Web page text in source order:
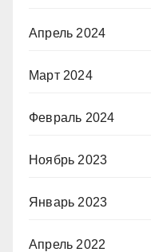
Апрель 2024
Март 2024
Февраль 2024
Ноябрь 2023
Январь 2023
Апрель 2022